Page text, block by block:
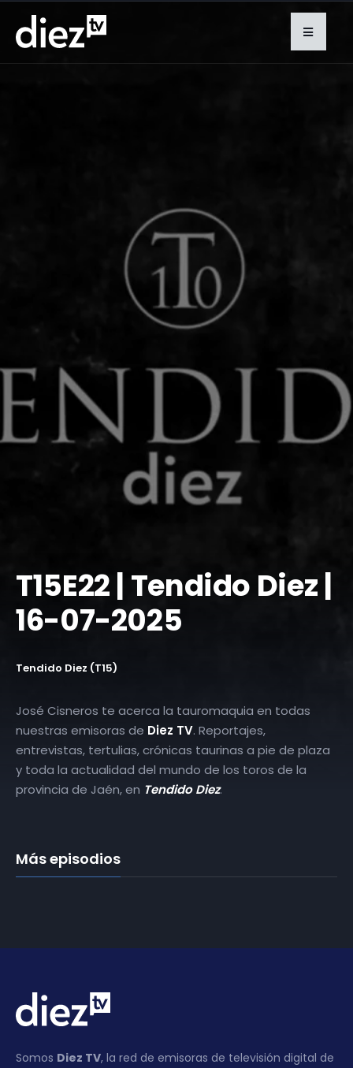
T15E22 | Tendido Diez |
16-07-2025
Tendido Diez (T15)
José Cisneros te acerca la tauromaquia en todas
nuestras emisoras de Diez TV. Reportajes,
entrevistas, tertulias, crónicas taurinas a pie de plaza
y toda la actualidad del mundo de los toros de la
provincia de Jaén, en Tendido Diez.
Más episodios
Somos Diez TV, la red de emisoras de televisión digital de